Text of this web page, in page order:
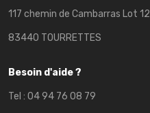
117 chemin de Cambarras Lot 12
83440 TOURRETTES
Besoin d'aide ?
Tel : 04 94 76 08 79